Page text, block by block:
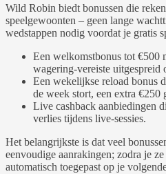
Wild Robin biedt bonussen die
speelgewoonten – geen lange
wedstappen nodig voordat je gratis
Een welkomstbonus tot €500
wagering‑vereiste uitgespreid
Een wekelijkse reload bonus
de week stort, een extra €250
Live cashback aanbiedingen
verlies tijdens live‑sessies.
Het belangrijkste is dat veel
eenvoudige aanrakingen; zodra je
automatisch toegepast op je